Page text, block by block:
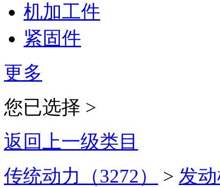
机加工件
紧固件
更多
您已选择 >
返回上一级类目
传统动力（3272）
> 发